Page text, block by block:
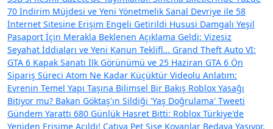
70 İndirim Müjdesi ve Yeni Yönetmelik Sanal Devriye ile 58
İnternet Sitesine Erişim Engeli Getirildi Hususi Damgalı Yeşil
Pasaport İçin Merakla Beklenen Açıklama Geldi: Vizesiz
Seyahat İddiaları ve Yeni Kanun Teklifl... Grand Theft Auto VI:
GTA 6 Kapak Sanatı İlk Görünümü ve 25 Haziran GTA 6 Ön
Sipariş Süreci Atom Ne Kadar Küçüktür Videolu Anlatım:
Evrenin Temel Yapı Taşına Bilimsel Bir Bakış Roblox Yasağı
Bitiyor mu? Bakan Göktaş'ın Sildiği 'Yaş Doğrulama' Tweeti
Gündem Yarattı 680 Günlük Hasret Bitti: Roblox Türkiye'de
Yeniden Erişime Açıldı! Çatıya Pet Şişe Koyanlar Bedava Yaşıyor,